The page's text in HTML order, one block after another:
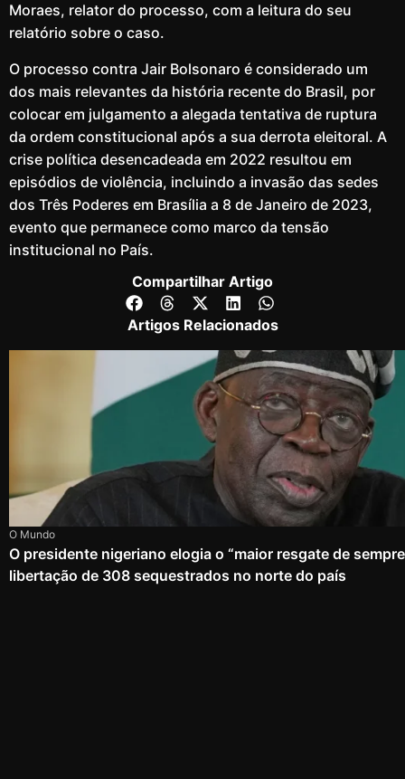
Moraes, relator do processo, com a leitura do seu
relatório sobre o caso.
O processo contra Jair Bolsonaro é considerado um
dos mais relevantes da história recente do Brasil, por
colocar em julgamento a alegada tentativa de ruptura
da ordem constitucional após a sua derrota eleitoral. A
crise política desencadeada em 2022 resultou em
episódios de violência, incluindo a invasão das sedes
dos Três Poderes em Brasília a 8 de Janeiro de 2023,
evento que permanece como marco da tensão
institucional no País.
Compartilhar Artigo
Artigos Relacionados
O Mundo
O presidente nigeriano elogia o “maior resgate de
libertação de 308 sequestrados no norte do país